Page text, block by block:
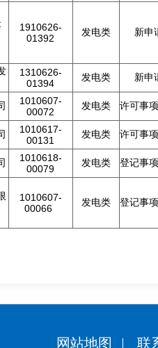
1910626-
01392
发电类 新申
1310626-
01394
发电类 新申
1010607-
00072
发电类 许可事
1010617-
00131
发电类 许可事
1010618-
00079
发电类 登记事
1010607-
00066
发电类 登记事
网站地图 联